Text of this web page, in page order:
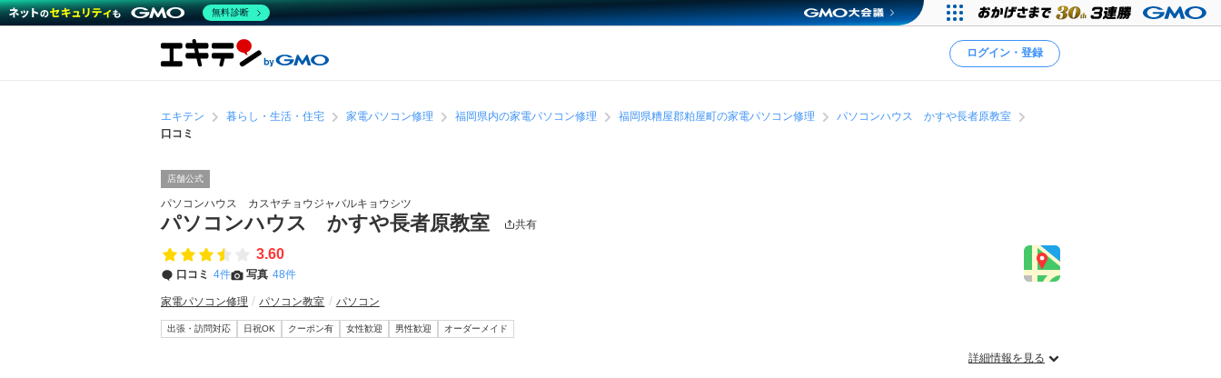
ログイン・登録
エキテン 暮らし・生活・住宅 家電パソコン修理 福岡県内の家電パソコン修理 福岡県糟屋郡粕屋町の家電パソコン修理
パソコンハウス かすや長者原教室
口コミ
店舗公式
パソコンハウス カスヤチョウジャバルキョウシツ
パソコンハウス かすや長者原教室 共有
3.60
口コミ 4件 写真 48件
家電パソコン修理 パソコン教室 パソコン
出張・訪問対応 日祝OK クーポン有 女性歓迎 男性歓迎 オーダーメイド
詳細情報を見る
無料診断